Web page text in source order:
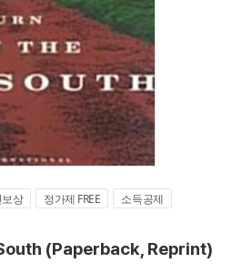
상 정가제 FREE
소득공제
(Paperback, Reprint)